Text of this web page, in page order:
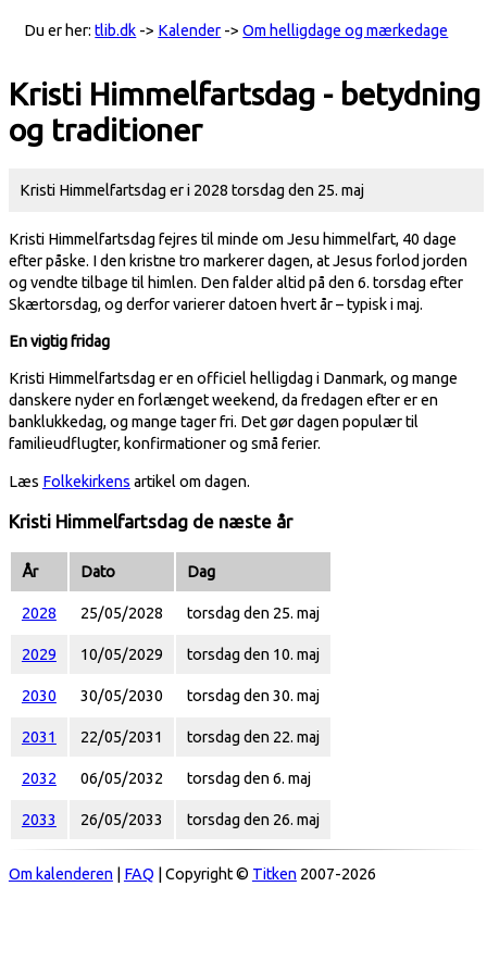
Du er her:tlib.dk -> Kalender ->Om helligdage og mærkedage
Kristi Himmelfartsdag - betydning
og traditioner
Kristi Himmelfartsdag er i 2028 torsdag den 25. maj
Kristi Himmelfartsdag fejres til minde om Jesu himmelfart, 40 dage
efter påske. I den kristne tro markerer dagen, at Jesus forlod jorden
og vendte tilbage til himlen. Den falder altid på den 6. torsdag efter
Skærtorsdag, og derfor varierer datoen hvert år – typisk i maj.
En vigtig fridag
Kristi Himmelfartsdag er en officiel helligdag i Danmark, og mange
danskere nyder en forlænget weekend, da fredagen efter er en
banklukkedag, og mange tager fri. Det gør dagen populær til
familieudflugter, konfirmationer og små ferier.
Læs Folkekirkens artikel om dagen.
Kristi Himmelfartsdag de næste år
År Dato Dag
2028 25/05/2028 torsdag den 25. maj
2029 10/05/2029 torsdag den 10. maj
2030 30/05/2030 torsdag den 30. maj
2031 22/05/2031 torsdag den 22. maj
2032 06/05/2032 torsdag den 6. maj
2033 26/05/2033 torsdag den 26. maj
Om kalenderen| FAQ | Copyright © Titken2007-2026